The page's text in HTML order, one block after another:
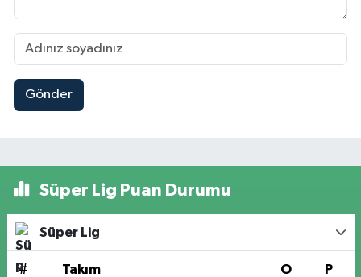
Gönder
Süper Lig Puan Durumu
Süper Lig
# Takım O P